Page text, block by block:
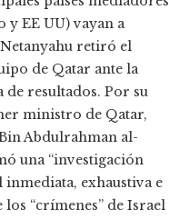
y EE UU) vayan a
retiró el
de Qatar ante la
de resultados. Por su
ministro de Qatar,
Abdulrahman al-
una “investigación
exhaustiva e
“crímenes” de Israel